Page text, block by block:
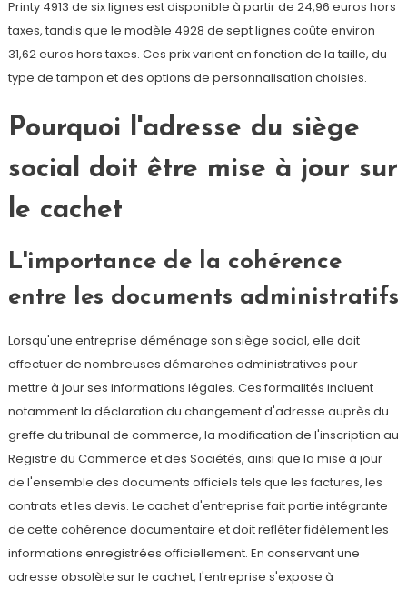
Printy 4913 de six lignes est disponible à partir de 24,96 euros hors
taxes, tandis que le modèle 4928 de sept lignes coûte environ
31,62 euros hors taxes. Ces prix varient en fonction de la taille, du
type de tampon et des options de personnalisation choisies.
Pourquoi l'adresse du siège
social doit être mise à jour sur
le cachet
L'importance de la cohérence
entre les documents administratifs
Lorsqu'une entreprise déménage son siège social, elle doit
effectuer de nombreuses démarches administratives pour
mettre à jour ses informations légales. Ces formalités incluent
notamment la déclaration du changement d'adresse auprès du
greffe du tribunal de commerce, la modification de l'inscription au
Registre du Commerce et des Sociétés, ainsi que la mise à jour
de l'ensemble des documents officiels tels que les factures, les
contrats et les devis. Le cachet d'entreprise fait partie intégrante
de cette cohérence documentaire et doit refléter fidèlement les
informations enregistrées officiellement. En conservant une
adresse obsolète sur le cachet, l'entreprise s'expose à